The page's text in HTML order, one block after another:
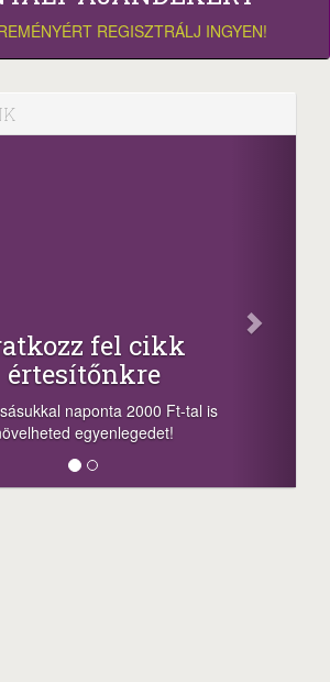
REGISZTRÁLJ INGYEN!
cikk
2000 Ft-tal is